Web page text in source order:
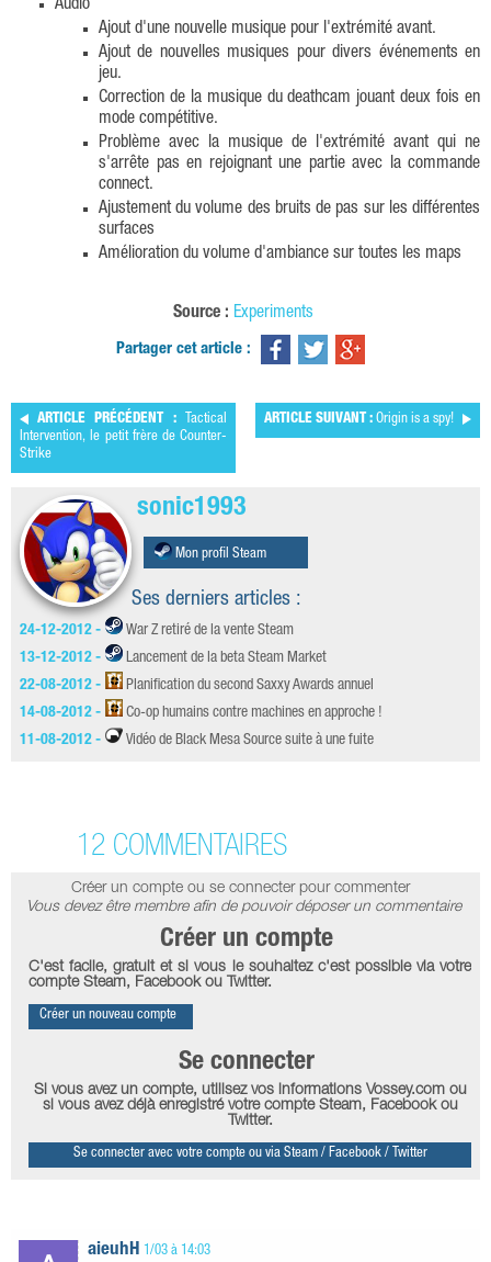
Audio
Ajout d'une nouvelle musique pour l'extrémité avant.
Ajout de nouvelles musiques pour divers événements en
jeu.
Correction de la musique du deathcam jouant deux fois en
mode compétitive.
Problème avec la musique de l'extrémité avant qui ne
s'arrête pas en rejoignant une partie avec la commande
connect.
Ajustement du volume des bruits de pas sur les différentes
surfaces
Amélioration du volume d'ambiance sur toutes les maps
Source : Experiments
Partager cet article :
ARTICLE PRÉCÉDENT :Tactical
Intervention, le petit frère de Counter-
Strike
ARTICLE SUIVANT : Origin is a spy!
sonic1993
Mon profil Steam
Ses derniers articles :
24-12-2012 -
War Z retiré de la vente Steam
13-12-2012 -
Lancement de la beta Steam Market
22-08-2012 -
Planification du second Saxxy Awards annuel
14-08-2012 -
Co-op humains contre machines en approche !
11-08-2012 -
Vidéo de Black Mesa Source suite à une fuite
12 COMMENTAIRES
Créer un compte ou se connecter pour commenter
Vous devez être membre afin de pouvoir déposer un commentaire
Créer un compte
C'est facile, gratuit et si vous le souhaitez c'est possible via votre
compte Steam, Facebook ou Twitter.
Créer un nouveau compte
Se connecter
Si vous avez un compte, utilisez vos informations Vossey.com ou
si vous avez déjà enregistré votre compte Steam, Facebook ou
Twitter.
Se connecter avec votre compte ou via Steam / Facebook / Twitter
aieuhH 1/03 à 14:03